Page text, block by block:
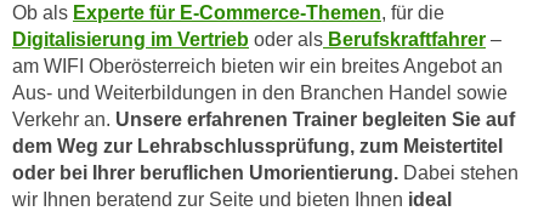
Ob als Experte für E-Commerce-Themen, für die
Digitalisierung im Vertrieb oder als Berufskraftfahrer –
am WIFI Oberösterreich bieten wir ein breites Angebot an
Aus- und Weiterbildungen in den Branchen Handel sowie
Verkehr an. Unsere erfahrenen Trainer begleiten Sie auf
dem Weg zur Lehrabschlussprüfung, zum Meistertitel
oder bei Ihrer beruflichen Umorientierung. Dabei stehen
wir Ihnen beratend zur Seite und bieten Ihnen ideal
o
o
k
i
e
b
a